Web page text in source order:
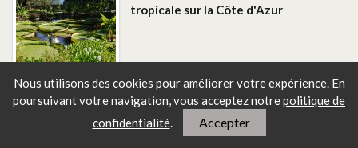
Nous utilisons des cookies pour améliorer votre expérience. En
poursuivant votre navigation, vous acceptez notrepolitique de
confidentialité. Accepter
tropicale sur la Côte d'Azur
Vacances de Pâques : 10 idées